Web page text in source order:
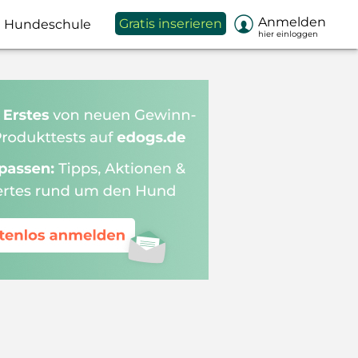
Hundeschule Gratis inserieren  Anmelden
hier einloggen